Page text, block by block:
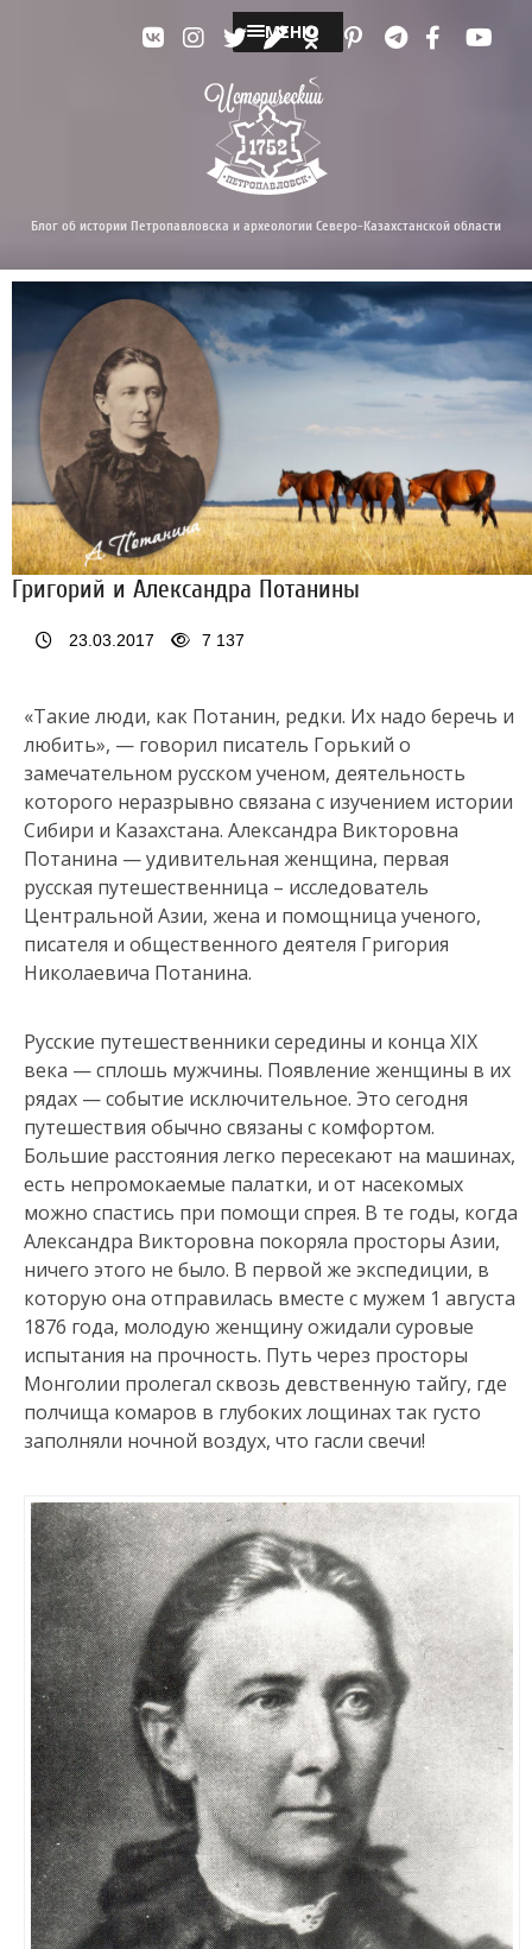
МЕНЮ
Блог об истории Петропавловска и археологии Северо-Казахстанской области
Григорий и Александра Потанины
23.03.2017 7 137
«Такие люди, как Потанин, редки. Их надо беречь и
любить», — говорил писатель Горький о
замечательном русском ученом, деятельность
которого неразрывно связана с изучением истории
Сибири и Казахстана. Александра Викторовна
Потанина — удивительная женщина, первая
русская путешественница – исследователь
Центральной Азии, жена и помощница ученого,
писателя и общественного деятеля Григория
Николаевича Потанина.
Русские путешественники середины и конца ХIХ
века — сплошь мужчины. Появление женщины в их
рядах — событие исключительное. Это сегодня
путешествия обычно связаны с комфортом.
Большие расстояния легко пересекают на машинах,
есть непромокаемые палатки, и от насекомых
можно спастись при помощи спрея. В те годы, когда
Александра Викторовна покоряла просторы Азии,
ничего этого не было. В первой же экспедиции, в
которую она отправилась вместе с мужем 1 августа
1876 года, молодую женщину ожидали суровые
испытания на прочность. Путь через просторы
Монголии пролегал сквозь девственную тайгу, где
полчища комаров в глубоких лощинах так густо
заполняли ночной воздух, что гасли свечи!